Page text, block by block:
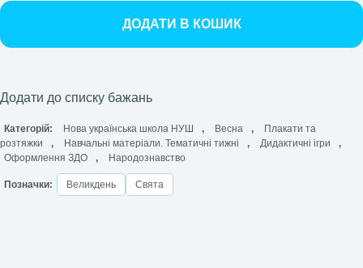
ДОДАТИ В КОШИК
Додати до списку бажань
Категорій: Нова українська школа НУШ , Весна ,
Плакати та
розтяжки
, Навчальні матеріали. Тематичні тижні , Дидактичні ігри
,
Оформлення ЗДО
, Народознавство
Позначки: Великдень Свята